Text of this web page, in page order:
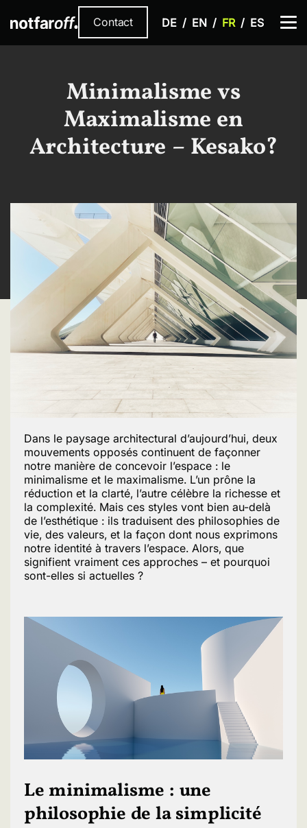
Contact DE EN FR ES
Minimalisme vs
Maximalisme en
Architecture – Kesako?
Dans le paysage architectural d’aujourd’hui, deux
mouvements opposés continuent de façonner
notre manière de concevoir l’espace : le
minimalisme et le maximalisme. L’un prône la
réduction et la clarté, l’autre célèbre la richesse et
la complexité. Mais ces styles vont bien au-delà
de l’esthétique : ils traduisent des philosophies de
vie, des valeurs, et la façon dont nous exprimons
notre identité à travers l’espace. Alors, que
signifient vraiment ces approches – et pourquoi
sont-elles si actuelles ?
Le minimalisme : une
philosophie de la simplicité